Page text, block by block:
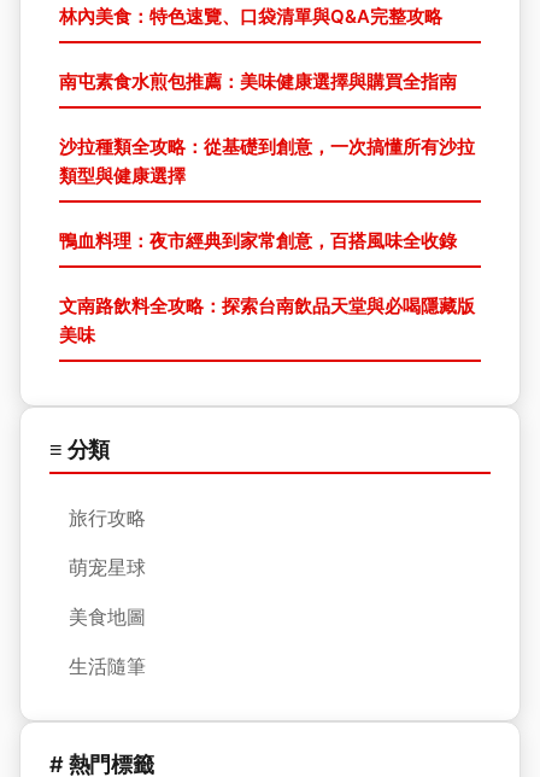
林內美食：特色速覽、口袋清單與Q&A完整攻略
南屯素食水煎包推薦：美味健康選擇與購買全指南
沙拉種類全攻略：從基礎到創意，一次搞懂所有沙拉
類型與健康選擇
鴨血料理：夜市經典到家常創意，百搭風味全收錄
文南路飲料全攻略：探索台南飲品天堂與必喝隱藏版
美味
≡ 分類
旅行攻略
萌宠星球
美食地圖
生活隨筆
# 熱門標籤